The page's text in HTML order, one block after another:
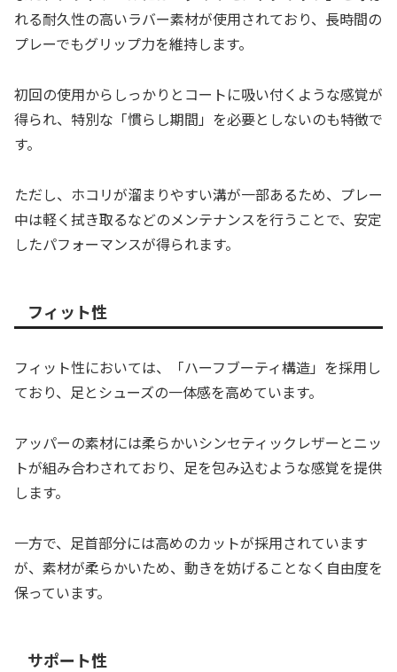
れる耐久性の高いラバー素材が使用されており、長時間の
プレーでもグリップ力を維持します。
初回の使用からしっかりとコートに吸い付くような感覚が
得られ、特別な「慣らし期間」を必要としないのも特徴で
す。
ただし、ホコリが溜まりやすい溝が一部あるため、プレー
中は軽く拭き取るなどのメンテナンスを行うことで、安定
したパフォーマンスが得られます。
フィット性
フィット性においては、「ハーフブーティ構造」を採用し
ており、足とシューズの一体感を高めています。
アッパーの素材には柔らかいシンセティックレザーとニッ
トが組み合わされており、足を包み込むような感覚を提供
します。
一方で、足首部分には高めのカットが採用されています
が、素材が柔らかいため、動きを妨げることなく自由度を
保っています。
サポート性